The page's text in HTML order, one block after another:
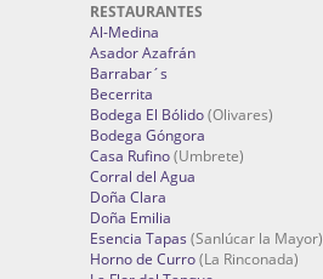
RESTAURANTES
Al-Medina
Asador Azafrán
Barrabar´s
Becerrita
Bodega El Bólido(Olivares)
Bodega Góngora
Casa Rufino(Umbrete)
Corral del Agua
Doña Clara
Doña Emilia
Esencia Tapas (Sanlúcar la Mayor)
Horno de Curro(La Rinconada)